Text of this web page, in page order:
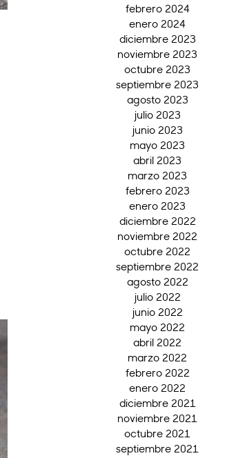
febrero 2024
enero 2024
diciembre 2023
noviembre 2023
octubre 2023
septiembre 2023
agosto 2023
julio 2023
junio 2023
mayo 2023
abril 2023
marzo 2023
febrero 2023
enero 2023
diciembre 2022
noviembre 2022
octubre 2022
septiembre 2022
agosto 2022
julio 2022
junio 2022
mayo 2022
abril 2022
marzo 2022
febrero 2022
enero 2022
diciembre 2021
noviembre 2021
octubre 2021
septiembre 2021